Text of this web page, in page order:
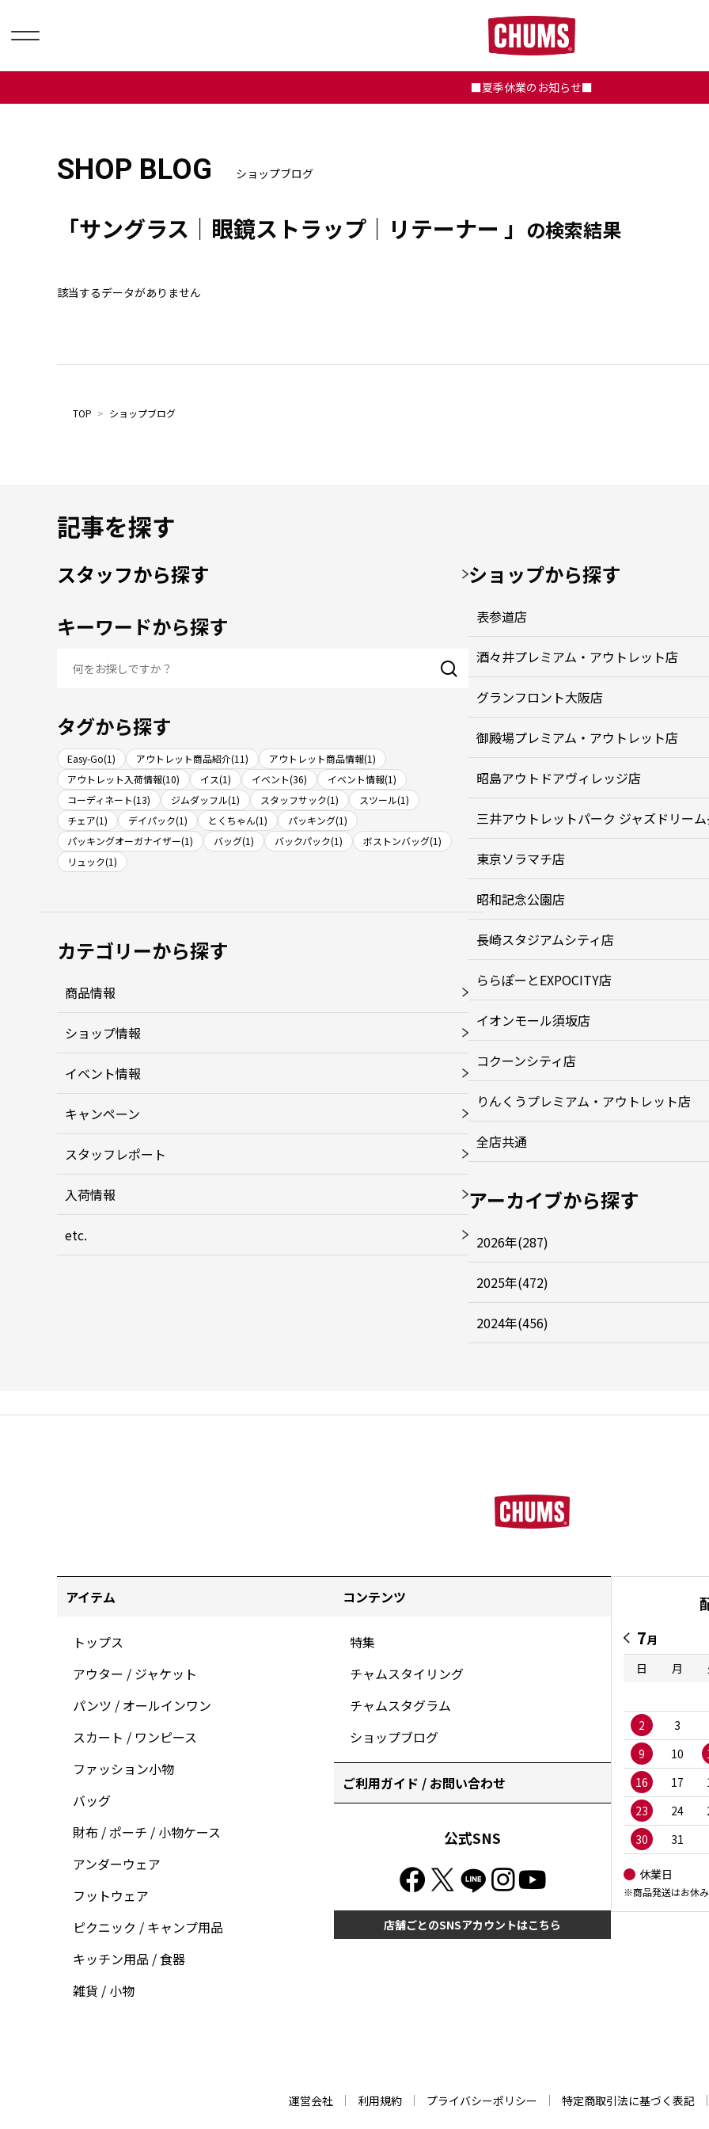
■夏季休業のお知らせ■
SHOP BLOG ショップブログ
「サングラス｜眼鏡ストラップ｜リテーナー 」 の検索結果
該当するデータがありません
TOP > ショップブログ
記事を探す
スタッフから探す
キーワードから探す
タグから探す
Easy-Go(1) アウトレット商品紹介(11)
アウトレット商品情報(1)
アウトレット入荷情報(10)
イス(1) イベント(36)
イベント情報(1)
コーディネート(13)
ジムダッフル(1) スタッフサック(1)
スツール(1)
チェア(1)
デイパック(1) とくちゃん(1)
パッキング(1)
パッキングオーガナイザー(1)
バッグ(1) バックパック(1)
ボストンバッグ(1)
リュック(1)
カテゴリーから探す
商品情報
ショップ情報
イベント情報
キャンペーン
スタッフレポート
入荷情報
etc.
ショップから探す
表参道店
酒々井プレミアム・アウトレット店
グランフロント大阪店
御殿場プレミアム・アウトレット店
昭島アウトドアヴィレッジ店
三井アウトレットパーク ジャズドリー
東京ソラマチ店
昭和記念公園店
長崎スタジアムシティ店
ららぽーとEXPOCITY店
イオンモール須坂店
コクーンシティ店
りんくうプレミアム・アウトレット店
全店共通
アーカイブから探す
2026年(287)
2025年(472)
2024年(456)
アイテム
トップス
アウター / ジャケット
パンツ / オールインワン
スカート / ワンピース
ファッション小物
バッグ
財布 / ポーチ / 小物ケース
アンダーウェア
フットウェア
ピクニック / キャンプ用品
キッチン用品 / 食器
雑貨 / 小物
コンテンツ
特集
チャムスタイリング
チャムスタグラム
ショップブログ
ご利用ガイド / お問い合わせ
公式SNS
店舗ごとのSNSアカウントはこちら
7月
日
月
2
3
9
10
16
17
23
24
30
31
休業日
※商品発送はお休
運営会社 利用規約 プライバシーポリシー 特定商取引法に基づく表記